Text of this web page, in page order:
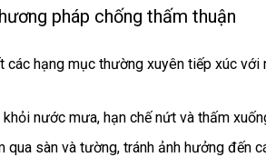
pháp chống thấm thuận
các hạng mục thường xuyên tiếp xúc với
nước mưa, hạn chế nứt và thấm
qua sàn và tường, tránh ảnh hưởng đến